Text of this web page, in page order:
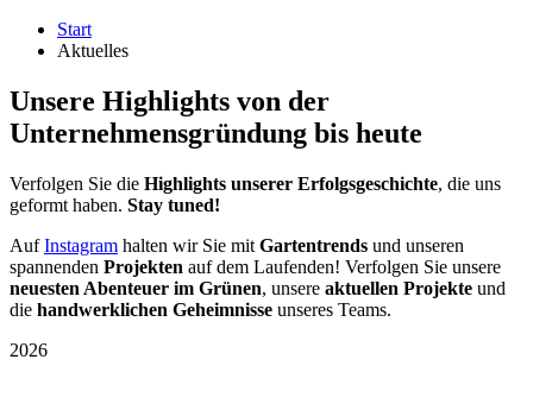
Start
Aktuelles
Unsere Highlights von der
Unternehmensgründung bis heute
Verfolgen Sie die Highlights unserer Erfolgsgeschichte, die uns
geformt haben. Stay tuned!
AufInstagram halten wir Sie mit Gartentrends und unseren
spannenden Projekten auf dem Laufenden! Verfolgen Sie unsere
neuesten Abenteuer im Grünen, unsere aktuellen Projekte und
die handwerklichen Geheimnisse unseres Teams.
2026